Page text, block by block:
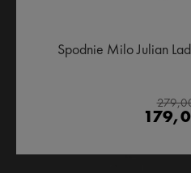
Spodnie Milo Julian